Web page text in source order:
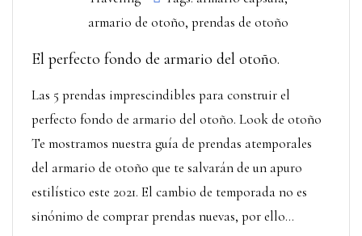
armario de otoño, prendas de otoño
El perfecto fondo de armario del otoño.
Las 5 prendas imprescindibles para construir el
perfecto fondo de armario del otoño. Look de otoño
Te mostramos nuestra guía de prendas atemporales
del armario de otoño que te salvarán de un apuro
estilístico este 2021. El cambio de temporada no es
sinónimo de comprar prendas nuevas, por ello...